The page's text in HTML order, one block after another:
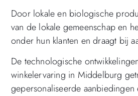
Door lokale en biologische
van de lokale gemeenschap en
onder hun klanten en draagt bij
De technologische
winkelervaring in Middelburg
gepersonaliseerde